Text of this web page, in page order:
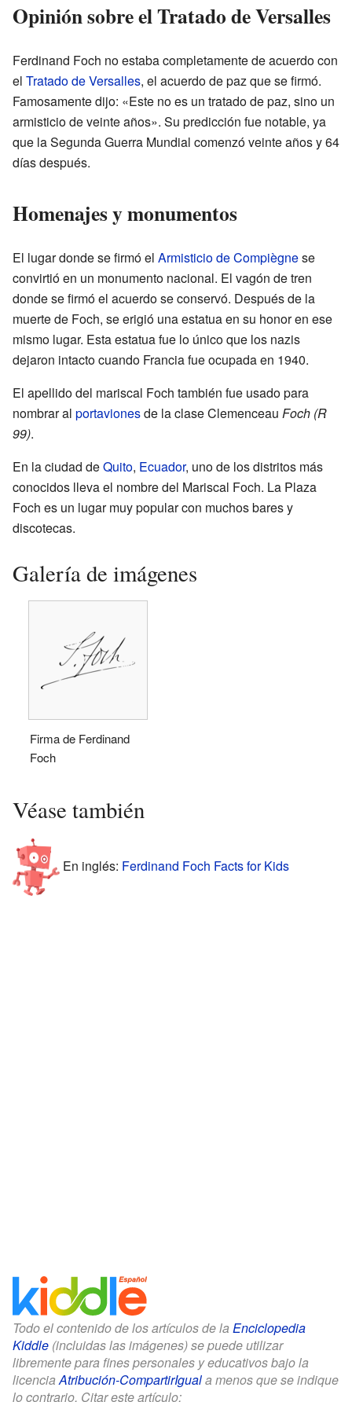
Opinión sobre el Tratado de Versalles
Ferdinand Foch no estaba completamente de acuerdo con
el Tratado de Versalles, el acuerdo de paz que se firmó.
Famosamente dijo: «Este no es un tratado de paz, sino un
armisticio de veinte años». Su predicción fue notable, ya
que la Segunda Guerra Mundial comenzó veinte años y 64
días después.
Homenajes y monumentos
El lugar donde se firmó el Armisticio de Compiègnese
convirtió en un monumento nacional. El vagón de tren
donde se firmó el acuerdo se conservó. Después de la
muerte de Foch, se erigió una estatua en su honor en ese
mismo lugar. Esta estatua fue lo único que los nazis
dejaron intacto cuando Francia fue ocupada en 1940.
El apellido del mariscal Foch también fue usado para
nombrar al portavionesde la clase Clemenceau Foch (R
99).
En la ciudad deQuito, Ecuador, uno de los distritos más
conocidos lleva el nombre del Mariscal Foch. La Plaza
Foch es un lugar muy popular con muchos bares y
discotecas.
Galería de imágenes
Firma de Ferdinand
Foch
Véase también
En inglés: Ferdinand Foch Facts for Kids
Todo el contenido de los artículos de la Enciclopedia
Kiddle (incluidas las imágenes) se puede utilizar
libremente para fines personales y educativos bajo la
licencia Atribución-CompartirIguala menos que se indique
lo contrario. Citar este artículo: